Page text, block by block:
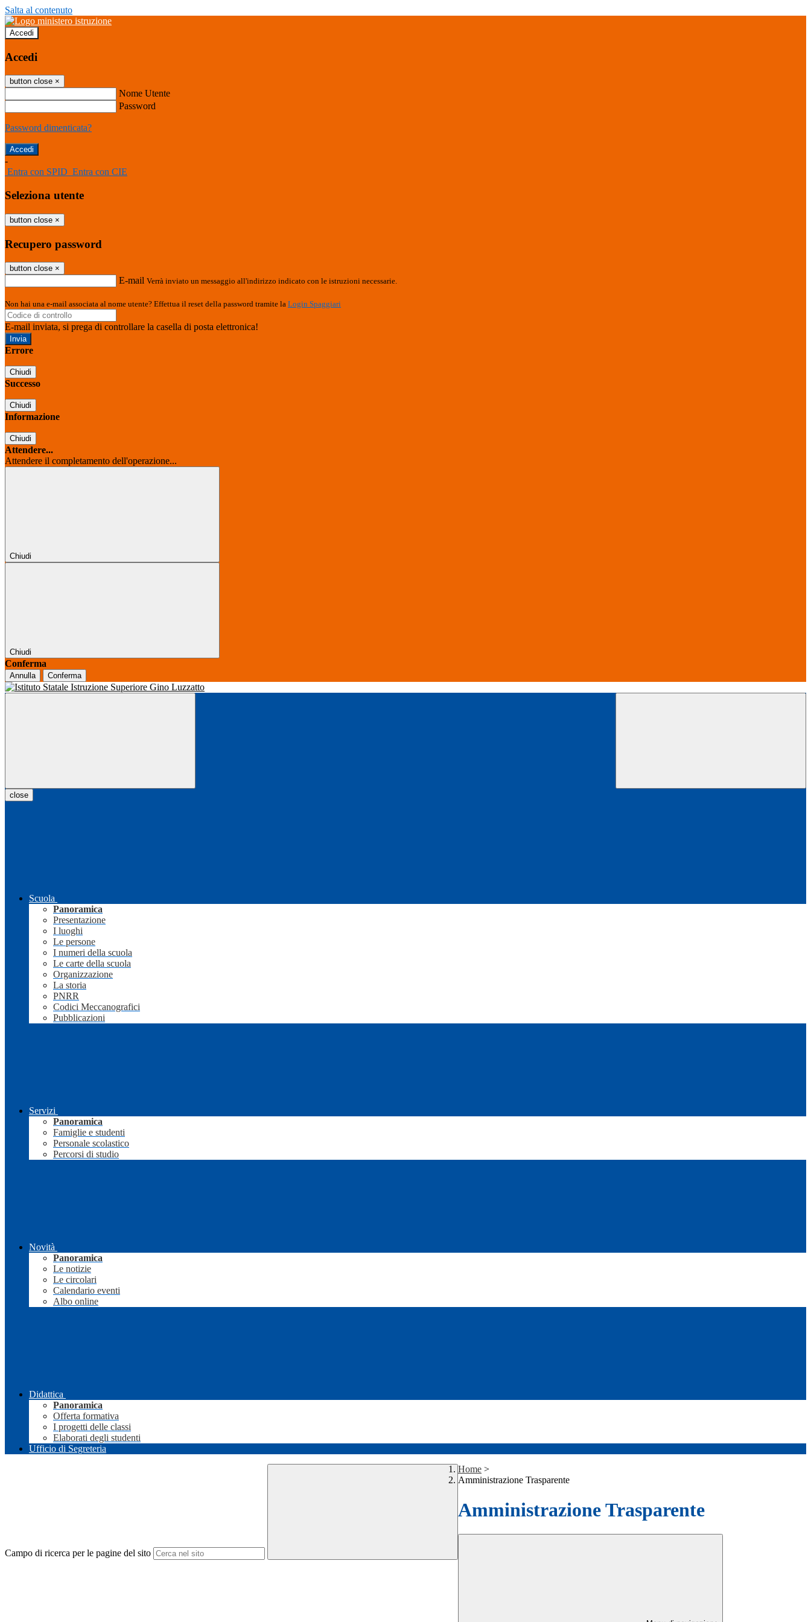
Salta al contenuto
Accedi
Accedi
button close ×
Nome Utente
Password
Password dimenticata?
-
Entra con SPID Entra con CIE
Seleziona utente
button close ×
Recupero password
button close ×
E-mail Verrà inviato un messaggio all'indirizzo indicato con le istruzioni necessarie.
Non hai una e-mail associata al nome utente? Effettua il reset della password tramite la Login Spaggiari
E-mail inviata, si prega di controllare la casella di posta elettronica!
Errore
Chiudi
Successo
Chiudi
Informazione
Chiudi
Attendere...
Attendere il completamento dell'operazione...
Chiudi
Chiudi
Conferma
Annulla Conferma
close
Scuola
Panoramica
Presentazione
I luoghi
Le persone
I numeri della scuola
Le carte della scuola
Organizzazione
La storia
PNRR
Codici Meccanografici
Pubblicazioni
Servizi
Panoramica
Famiglie e studenti
Personale scolastico
Percorsi di studio
Novità
Panoramica
Le notizie
Le circolari
Calendario eventi
Albo online
Didattica
Panoramica
Offerta formativa
I progetti delle classi
Elaborati degli studenti
Ufficio di Segreteria
Campo di ricerca per le pagine del sito
Home >
Amministrazione Trasparente
Amministrazione Trasparente